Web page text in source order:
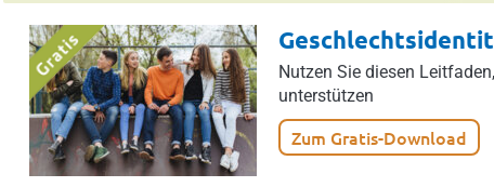
Nutzen Sie diesen
unterstützen
Zum Gratis-Download